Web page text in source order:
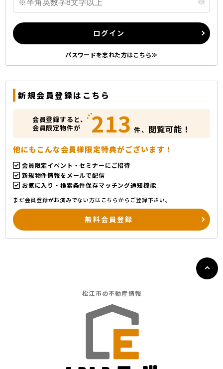
ログイン
パスワードを忘れた方はこちら≫
新規会員登録はこちら
会員登録すると、
会員限定物件が
213 件、 閲覧可能！
他にもこんな会員様限定特典がございます！
会員限定イベント・セミナーにご招待
新規物件情報をメールで配信
お気に入り・検索条件保存マッチング通知機能
まだ会員登録がお済みでない方はこちらからご登録下さい。
無料会員登録
松江市の不動産情報